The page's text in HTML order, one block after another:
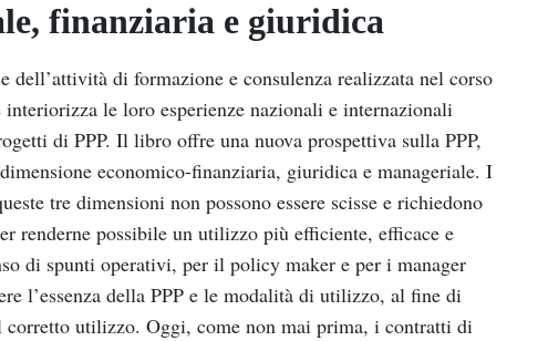
finanziaria e giuridica
dell’attività di formazione e consulenza realizzata nel corso
le loro esperienze nazionali e internazionali
di PPP. Il libro offre una nuova prospettiva sulla PPP,
economico-finanziaria, giuridica e manageriale. I
tre dimensioni non possono essere scisse e richiedono
renderne possibile un utilizzo più efficiente, efficace e
di spunti operativi, per il policy maker e per i manager
l’essenza della PPP e le modalità di utilizzo, al fine di
corretto utilizzo. Oggi, come non mai prima, i contratti di